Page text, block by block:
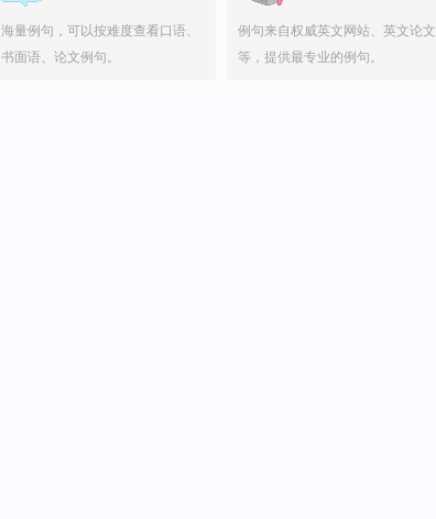
海量例句，可以按难度查看口语、
书面语、论文例句。
例句来自权威英文网站、英文论文
等，提供最专业的例句。